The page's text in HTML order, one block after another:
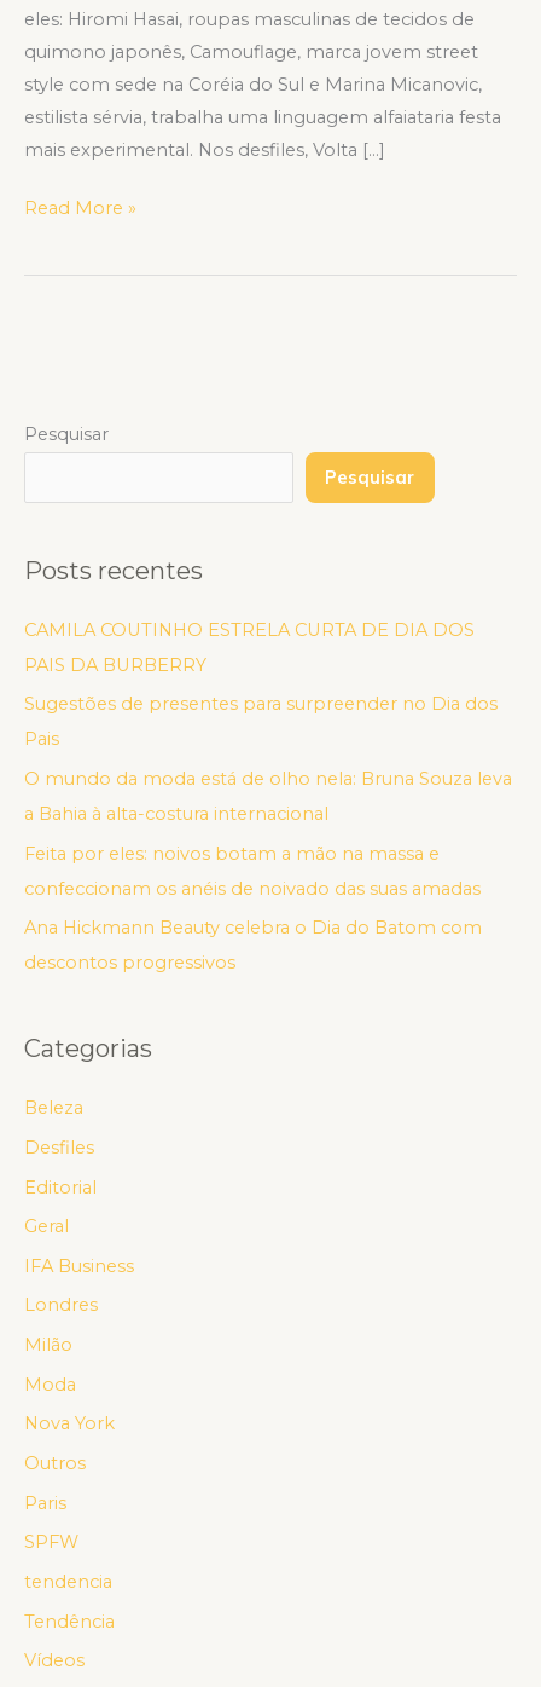
eles: Hiromi Hasai, roupas masculinas de tecidos de
quimono japonês, Camouflage, marca jovem street
style com sede na Coréia do Sul e Marina Micanovic,
estilista sérvia, trabalha uma linguagem alfaiataria festa
mais experimental. Nos desfiles, Volta […]
Read More »
Pesquisar
Pesquisar
Posts recentes
CAMILA COUTINHO ESTRELA CURTA DE DIA DOS
PAIS DA BURBERRY
Sugestões de presentes para surpreender no Dia dos
Pais
O mundo da moda está de olho nela: Bruna Souza leva
a Bahia à alta-costura internacional
Feita por eles: noivos botam a mão na massa e
confeccionam os anéis de noivado das suas amadas
Ana Hickmann Beauty celebra o Dia do Batom com
descontos progressivos
Categorias
Beleza
Desfiles
Editorial
Geral
IFA Business
Londres
Milão
Moda
Nova York
Outros
Paris
SPFW
tendencia
Tendência
Vídeos